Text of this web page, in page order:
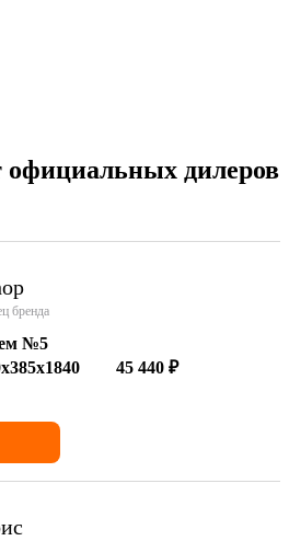
официальных дилеров
бренда
№5
45 440 ₽